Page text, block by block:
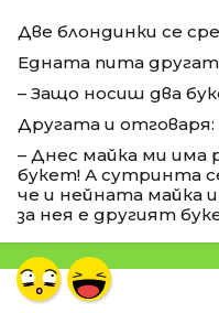
Две блондинки се
Едната пита
– Защо носиш два
Другата и отговаря:
– Днес майка ми има
букет! А сутринта
че и нейната майка
за нея е другият